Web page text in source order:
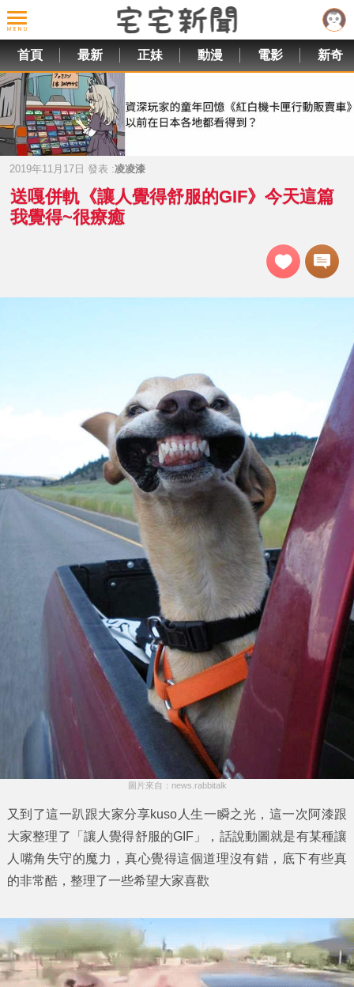
首頁 最新 正妹 動漫 電影 新奇
2019年11月17日 發表 :凌凌漆
送嘎併軌《讓人覺得舒服的GIF》今天這篇
我覺得~很療癒
圖片來自：news.rabbitalk
又到了這一趴跟大家分享kuso人生一瞬之光，這一次阿漆跟
大家整理了「 讓人覺得舒服的GIF 」，話說動圖就是有某種讓
人嘴角失守的魔力，真心覺得這個道理沒有錯，底下有些真
的非常酷，整理了一些希望大家喜歡